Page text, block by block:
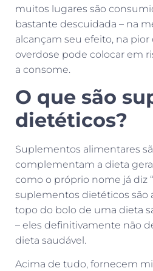
muitos lugares são
bastante descuidada – na
alcançam seu efeito, na
overdose pode colocar em
a consome.
O que são
dietéticos?
Suplementos alimentares
complementam a dieta
como o próprio nome já diz
suplementos dietéticos são
topo do bolo de uma dieta
– eles definitivamente não
dieta saudável.
Acima de tudo, fornecem